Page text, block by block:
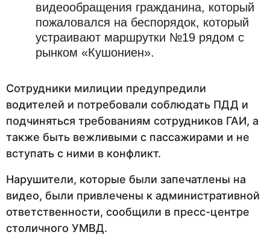
видеообращения гражданина, который
пожаловался на беспорядок, который
устраивают маршрутки №19 рядом с
рынком «Кушониен».
Сотрудники милиции предупредили
водителей и потребовали соблюдать ПДД и
подчиняться требованиям сотрудников ГАИ, а
также быть вежливыми с пассажирами и не
вступать с ними в конфликт.
Нарушители, которые были запечатлены на
видео, были привлечены к административной
ответственности, сообщили в пресс-центре
столичного УМВД.